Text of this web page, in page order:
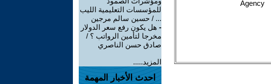
للمؤسسات التعليمية الليب
... / حسين سالم مرجين
- هل يكون رفع سعر الدولار
مخرجا لتأمين الرواتب ؟ /
صادق حسن الناصري
المزيد.....
احدث الأخبار المهمة